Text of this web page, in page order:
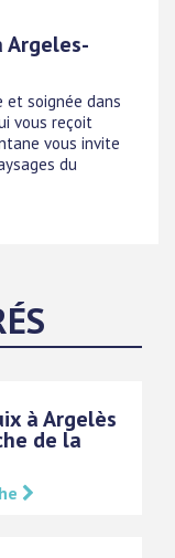
Argeles-
et soignée dans
vous reçoit
vous invite
du
à Argelès
de la